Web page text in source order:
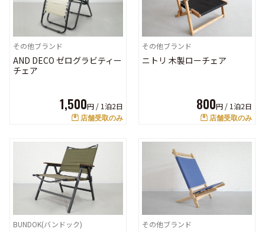
その他ブランド
AND DECO ゼログラビティー
チェア
1,500円 / 1泊2日
店舗受取のみ
その他ブランド
ニトリ 木製ローチェア
800円 / 1泊2日
店舗受取のみ
BUNDOK(バンドック) その他ブランド